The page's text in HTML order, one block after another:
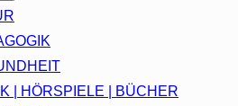
| HÖRSPIELE | BÜCHER